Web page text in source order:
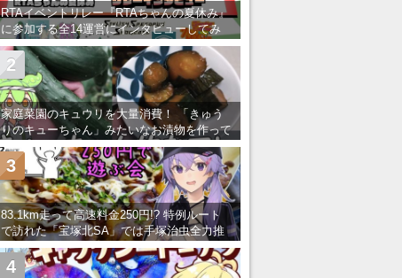
RTAイベントリレー『RTAちゃんの夏休み』
に参加する全14運営にインタビューしてみ
た！ 「RTA in Japan」のチャンネルの貸し
出しを利用し8/9から1週間にわたって開催
家庭菜園のキュウリを大量消費！ 「きゅう
りのキューちゃん」みたいなお漬物を作って
みた
2
83.1km走って高速料金250円!? 特例ルート
で訪れた「宝塚北SA」では手塚治虫全力推
し＆関西グルメが楽しめる！
3
4